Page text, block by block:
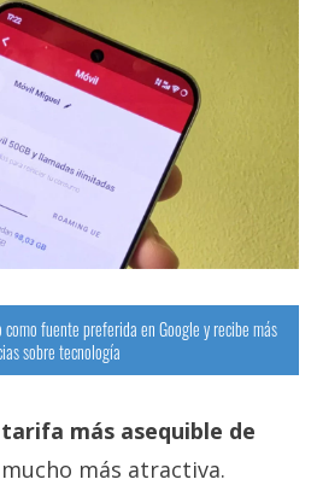
fuente preferida en Google y recibe más
sobre tecnología
tarifa más asequible de
más atractiva.